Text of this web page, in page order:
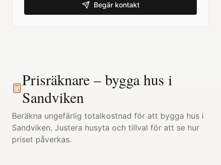
Begär kontakt
Prisräknare – bygga hus i
Sandviken
Beräkna ungefärlig totalkostnad för att bygga hus i
Sandviken. Justera husyta och tillval för att se hur
priset påverkas.